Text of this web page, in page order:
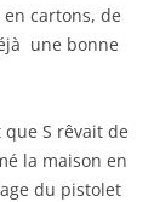
cartons, de
une bonne
S rêvait de
la maison en
du pistolet